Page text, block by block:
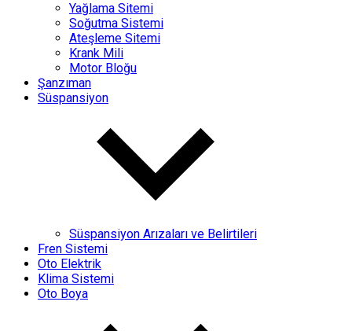
Yağlama Sitemi
Soğutma Sistemi
Ateşleme Sitemi
Krank Mili
Motor Bloğu
Şanzıman
Süspansiyon
Süspansiyon Arızaları ve Belirtileri
Fren Sistemi
Oto Elektrik
Klima Sistemi
Oto Boya